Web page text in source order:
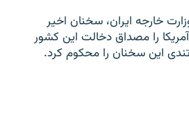
خارجه ایران، سخنان اخیر
را مصداق دخالت این کشور
تندی این سخنان را محکوم کرد.